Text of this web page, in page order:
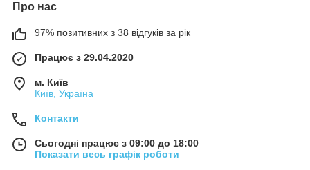
Про нас
97% позитивних з 38 відгуків за рік
Працює з 29.04.2020
м. Київ
Київ, Україна
Контакти
Сьогодні працює з 09:00 до 18:00
Показати весь графік роботи